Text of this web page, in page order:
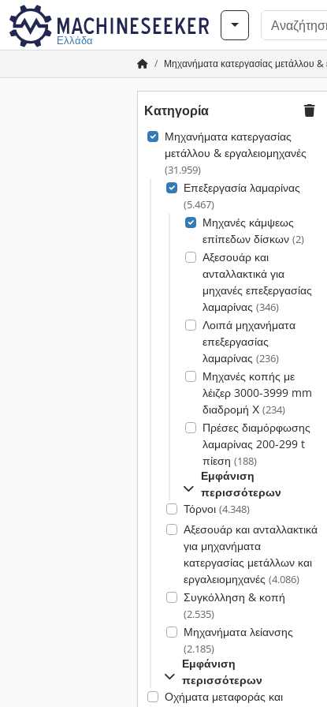
Ελλάδα
Μηχανήματα κατεργασίας μετάλλου &
Κατηγορία
Μηχανήματα κατεργασίας
μετάλλου & εργαλειομηχανές
(31.959)
Επεξεργασία λαμαρίνας
(5.467)
Μηχανές κάμψεως
επίπεδων δίσκων (2)
Αξεσουάρ και
ανταλλακτικά για
μηχανές επεξεργασίας
λαμαρίνας (346)
Λοιπά μηχανήματα
επεξεργασίας
λαμαρίνας (236)
Μηχανές κοπής με
λέιζερ 3000-3999 mm
διαδρομή Χ (234)
Πρέσες διαμόρφωσης
λαμαρίνας 200-299 t
πίεση (188)
Εμφάνιση
περισσότερων
Τόρνοι (4.348)
Αξεσουάρ και ανταλλακτικά
για μηχανήματα
κατεργασίας μετάλλων και
εργαλειομηχανές (4.086)
Συγκόλληση & κοπή
(2.535)
Μηχανήματα λείανσης
(2.185)
Εμφάνιση
περισσότερων
Οχήματα μεταφοράς και